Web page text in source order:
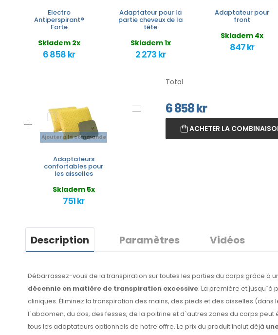
Electro
Antiperspirant®
Forte
Skladem 2x
6 858 kr
Adaptateur pour la
partie cheveux de la
tête
Skladem 1x
2 273 kr
Adaptateur pour
front
Skladem 4x
847 kr
Ajouter à la commande
Adaptateurs
confortables pour
les aisselles
Skladem 5x
751 kr
Total
6 858kr
ACHETER LA
Description Paramètres Vidéos
Débarrassez-vous de la transpiration sur toutes les parties du corps grâce à
décennie en matière de transpiration excessive. La première et jusqu`à
cliniques. Éliminez la transpiration des mains, des pieds et des aisselles
l`abdomen, du dos, des fesses, de la poitrine et d`autres zones du corps
tous les adaptateurs optionnels de notre offre. Le prix du produit inclut déjà